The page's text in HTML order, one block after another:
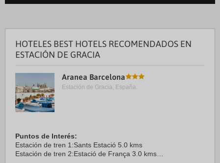
HOTELES BEST HOTELS RECOMENDADOS EN
ESTACIÓN DE GRACIA
Aranea Barcelona
Estación de Gracia, España.
Puntos de Interés:
Estación de tren 1:Sants Estació 5.0 kms
Estación de tren 2:Estació de França 3.0 kms